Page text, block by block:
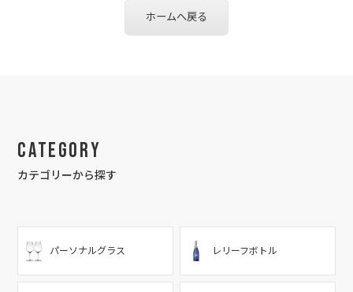
ホームへ戻る
Category
カテゴリーから探す
パーソナルグラス レリーフボトル